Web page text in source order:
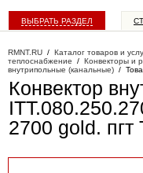
ВЫБРАТЬ РАЗДЕЛ
RMNT.RU / Каталог товаров и
теплоснабжение / Конвекторы и
внутрипольные (канальные) /
Конвектор
2700 gold.